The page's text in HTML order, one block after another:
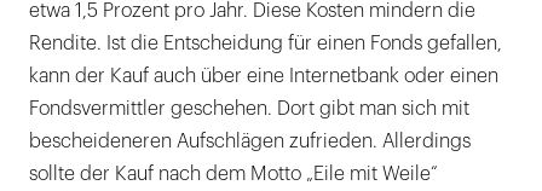
etwa 1,5 Prozent pro Jahr. Diese Kosten mindern die
Rendite. Ist die Entscheidung für einen Fonds gefallen,
kann der Kauf auch über eine Internetbank oder einen
Fondsvermittler geschehen. Dort gibt man sich mit
bescheideneren Aufschlägen zufrieden. Allerdings
sollte der Kauf nach dem Motto „Eile mit Weile“